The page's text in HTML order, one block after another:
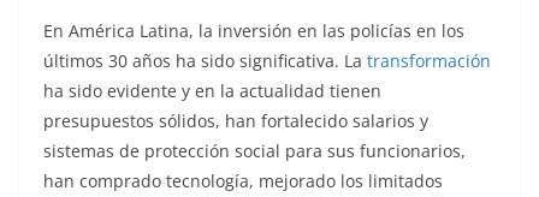
En América Latina, la inversión en las policías en los
últimos 30 años ha sido significativa. La transformación
ha sido evidente y en la actualidad tienen
presupuestos sólidos, han fortalecido salarios y
sistemas de protección social para sus funcionarios,
han comprado tecnología, mejorado los limitados